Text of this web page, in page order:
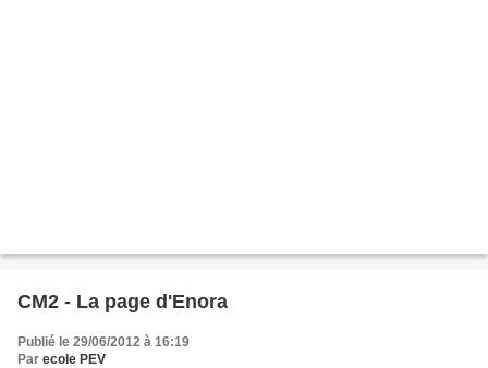
CM2 - La page d'Enora
Publié le 29/06/2012 à 16:19
Par ecole PEV